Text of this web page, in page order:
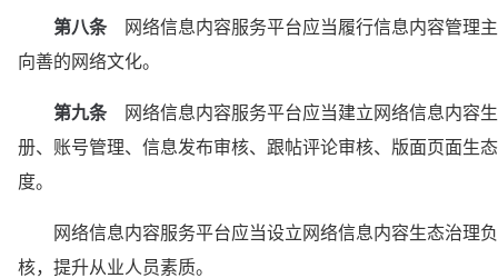
第八条 网络信息内容服务平台应当履行信息内容管理
向善的网络文化。
第九条 网络信息内容服务平台应当建立网络信息内容
册、账号管理、信息发布审核、跟帖评论审核、版面页面生
度。
网络信息内容服务平台应当设立网络信息内容生态治理
核，提升从业人员素质。